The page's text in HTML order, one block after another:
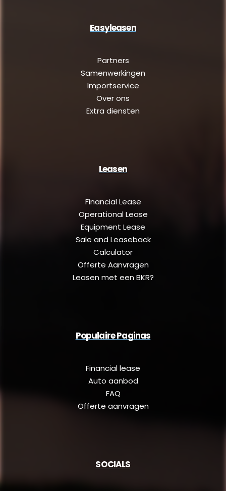
Easyleasen
Partners
Samenwerkingen
Importservice
Over ons
Extra diensten
Leasen
Financial Lease
Operational Lease
Equipment Lease
Sale and Leaseback
Calculator
Offerte Aanvragen
Leasen met een BKR?
Populaire Paginas
Financial lease
Auto aanbod
FAQ
Offerte aanvragen
SOCIALS